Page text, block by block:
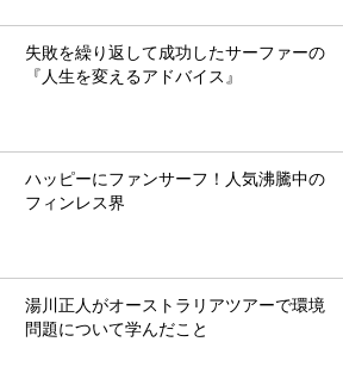
失敗を繰り返して成功したサーファーの
『人生を変えるアドバイス』
ハッピーにファンサーフ！人気沸騰中の
フィンレス界
湯川正人がオーストラリアツアーで環境
問題について学んだこと